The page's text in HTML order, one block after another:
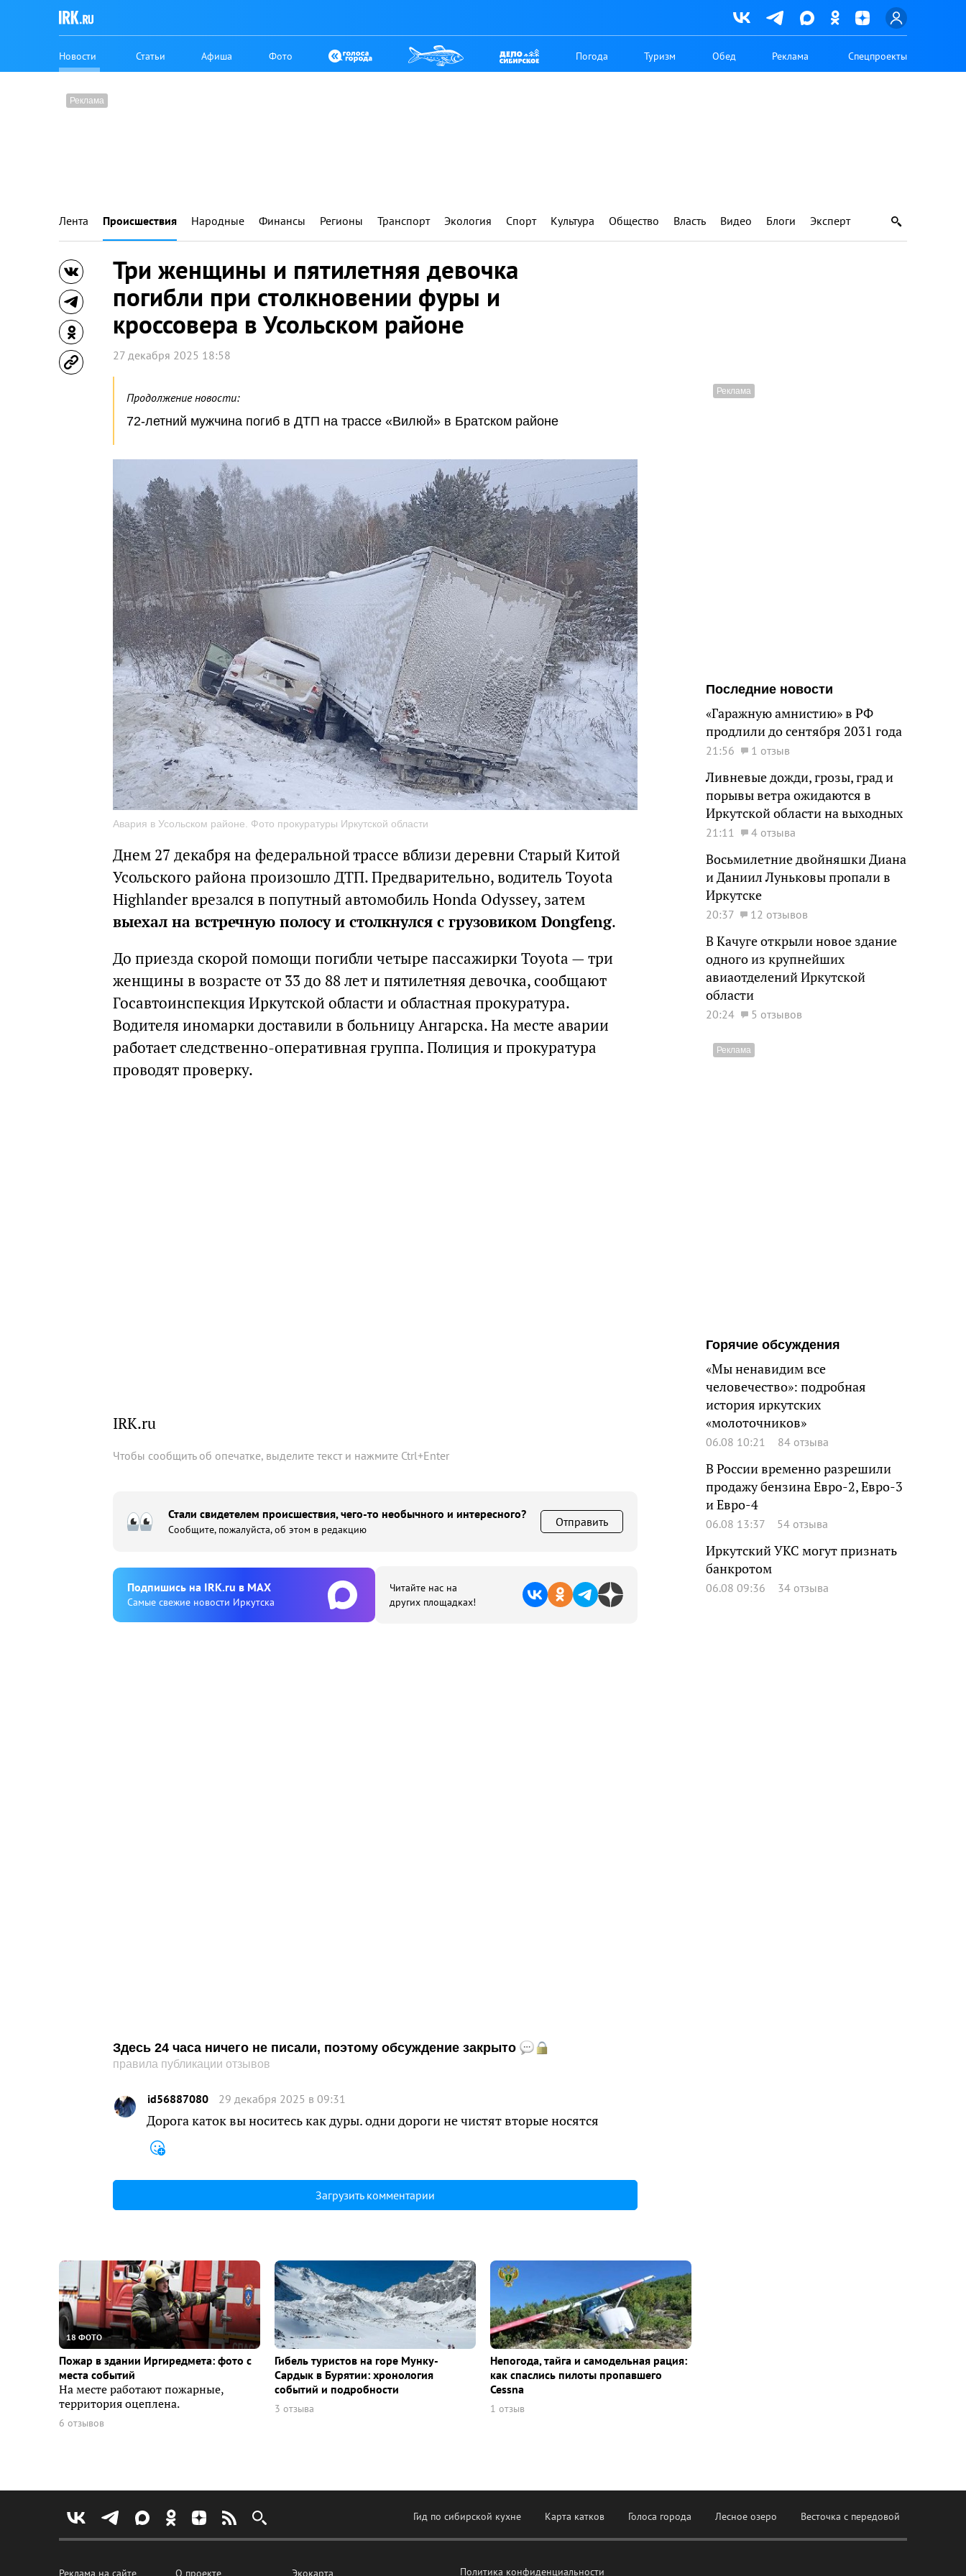
Новости Статьи Афиша Фото Погода Туризм Обед Реклама Спецпроекты
Лента Происшествия Народные Финансы Регионы Транспорт Экология Спорт Культура Общество Власть Видео Блоги Эксперт
Три женщины и пятилетняя девочка
погибли при столкновении фуры и
кроссовера в Усольском районе
27 декабря 2025 18:58
Продолжение новости:
72-летний мужчина погиб в ДТП на трассе «Вилюй» в Братском районе
Авария в Усольском районе. Фото прокуратуры Иркутской области
Днем 27 декабря на федеральной трассе вблизи деревни Старый Китой
Усольского района произошло ДТП. Предварительно, водитель Toyota
Highlander врезался в попутный автомобиль Honda Odyssey, затем
выехал на встречную полосу и столкнулся с грузовиком Dongfeng.
До приезда скорой помощи погибли четыре пассажирки Toyota — три
женщины в возрасте от 33 до 88 лет и пятилетняя девочка, сообщают
Госавтоинспекция Иркутской области и областная прокуратура.
Водителя иномарки доставили в больницу Ангарска. На месте аварии
работает следственно-оперативная группа. Полиция и прокуратура
проводят проверку.
IRK.ru
Чтобы сообщить об опечатке, выделите текст и нажмите Ctrl+Enter
Стали свидетелем происшествия, чего-то необычного и интересного?
Сообщите, пожалуйста, об этом в редакцию
Отправить
Подпишиcь на IRK.ru в MAX
Cамые свежие новости Иркутска
Читайте нас на
других площадках!
Здесь 24 часа ничего не писали, поэтому обсуждение закрыто
правила публикации отзывов
id56887080 29 декабря 2025 в 09:31
Дорога каток вы носитесь как дуры. одни дороги не чистят вторые носятся
Загрузить комментарии
Последние новости
«Гаражную амнистию» в РФ
продлили до сентября 2031 года
21:56 1 отзыв
Ливневые дожди, грозы, град и
порывы ветра ожидаются в
Иркутской области на выходных
21:11 4 отзыва
Восьмилетние двойняшки Диана
и Даниил Луньковы пропали в
Иркутске
20:37 12 отзывов
В Качуге открыли новое здание
одного из крупнейших
авиаотделений Иркутской
области
20:24 5 отзывов
Горячие обсуждения
«Мы ненавидим все
человечество»: подробная
история иркутских
«молоточников»
06.08 10:21 84 отзыва
В России временно разрешили
продажу бензина Евро-2, Евро-3
и Евро-4
06.08 13:37 54 отзыва
Иркутский УКС могут признать
банкротом
06.08 09:36 34 отзыва
18 ФОТО
Пожар в здании Иргиредмета: фото с
места событий
На месте работают пожарные,
территория оцеплена.
6 отзывов
Гибель туристов на горе Мунку-
Сардык в Бурятии: хронология
событий и подробности
3 отзыва
Непогода, тайга и самодельная рация:
как спаслись пилоты пропавшего
Cessna
1 отзыв
Гид по сибирской кухне Карта катков Голоса города Лесное озеро Весточка с передовой
Реклама на сайте О проекте Экокарта Политика конфиденциальности